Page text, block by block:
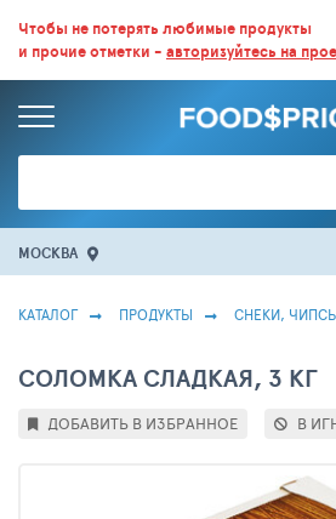
ВСЕ СКИДКИ И ВЫГОДНЫЕ ЦЕНЫ НА ПРОДУКТЫ В
БОЛЬШЕ 100 000 ТОВАРОВ. ЕЖЕДНЕВНОЕ
Чтобы не потерять любимые продукты
и прочие отметки - авторизуйтесь на
МОСКВА
КАТАЛОГ ПРОДУКТЫ СНЕКИ,
СОЛОМКА СЛАДКАЯ, 3 КГ
ДОБАВИТЬ В ИЗБРАННОЕ В